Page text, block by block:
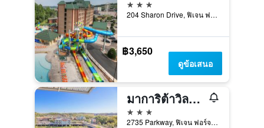
3 ดาว
204 Sharon Drive, ฟิเจน ฟอร์จ, TN, สหรัฐอเมริกา
฿3,650
ดูข้อเสนอ
มาการิต้าวิลล์ ไอส์แลนด์ อินน์
3 ดาว
2735 Parkway, ฟิเจน ฟอร์จ, TN, สหรัฐอเมริกา